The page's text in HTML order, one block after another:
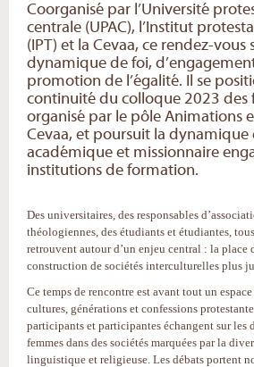
Coorganisé par l’Université
centrale (UPAC), l’Institut
(IPT) et la Cevaa, ce rendez-vous
dynamique de foi,
promotion de l’égalité. Il se
continuité du colloque 2023 des
organisé par le pôle Animations
Cevaa, et poursuit la
académique et missionnaire
institutions de formation.
Des universitaires, des responsables
théologiennes, des étudiants et étudiantes,
retrouvent autour d’un enjeu central : la place
construction de sociétés interculturelles plus
Ce temps de rencontre est avant tout un
cultures, générations et confessions
participants et participantes échangent sur les
femmes dans des sociétés marquées par la
linguistique et religieuse. Les débats portent